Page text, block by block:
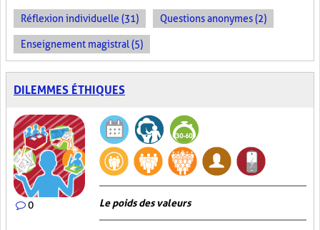
Réflexion individuelle (31) Questions anonymes (2)
Enseignement magistral (5)
DILEMMES ÉTHIQUES
0 Le poids des valeurs